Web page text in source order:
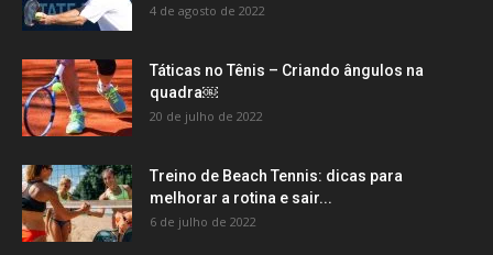
4 de agosto de 2022
Táticas no Tênis – Criando ângulos na
quadra￼
20 de julho de 2022
Treino de Beach Tennis: dicas para
melhorar a rotina e sair...
6 de julho de 2022